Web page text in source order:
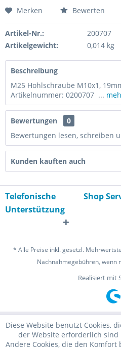
Merken Bewerten
Artikel-Nr.:
200707
Artikelgewicht:
0,014 kg
Beschreibung
M25 Hohlschraube M10x1,
Artikelnummer: 0200707 ...
Bewertungen
0
Bewertungen lesen, schreiben
Kunden kauften auch
Telefonische
Unterstützung
Shop
* Alle Preise inkl. gesetzl.
Nachnahmegebühren, wenn
Realisiert mit
Diese Website benutzt Cookies,
der Website erforderlich sind
Andere Cookies, die den